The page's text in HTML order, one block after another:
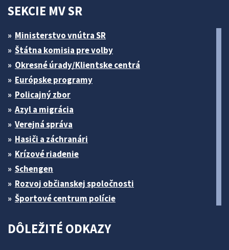
SEKCIE MV SR
Ministerstvo vnútra SR
Štátna komisia pre volby
Okresné úrady/Klientske centrá
Európske programy
Policajný zbor
Azyl a migrácia
Verejná správa
Hasiči a záchranári
Krízové riadenie
Schengen
Rozvoj občianskej spoločnosti
Športové centrum polície
DÔLEŽITÉ ODKAZY